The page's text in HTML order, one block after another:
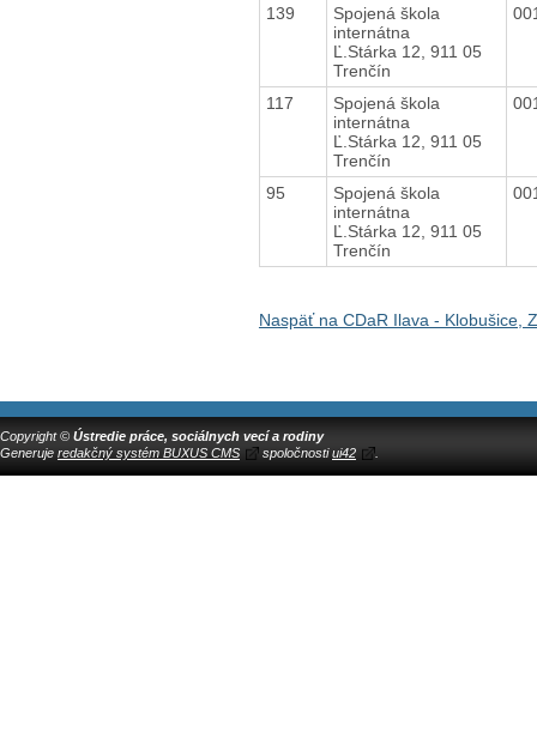
139
Spojená škola
internátna
Ľ.Stárka 12, 911 05
Trenčín
117
Spojená škola
internátna
Ľ.Stárka 12, 911 05
Trenčín
95
Spojená škola
internátna
Ľ.Stárka 12, 911 05
Trenčín
Naspäť na CDaR Ilava - Klobušice,
Copyright © Ústredie práce, sociálnych vecí a rodiny
Generuje redakčný systém BUXUS CMS spoločnostiui42